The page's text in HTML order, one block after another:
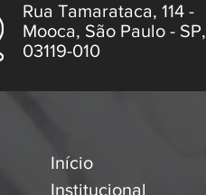
Rua Tamarataca, 114 -
Mooca, São Paulo - SP,
03119-010
Início
Institucional